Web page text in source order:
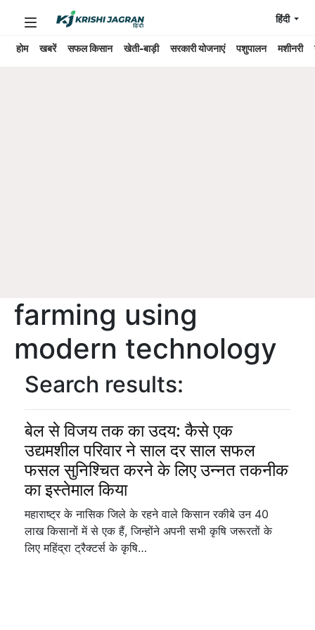
होम खबरें सफल किसान खेती-बाड़ी सरकारी योजनाएं पशुपालन मशीनरी
हिंदी
farming using
modern technology
Search results:
बेल से विजय तक का उदय: कैसे एक
उद्यमशील परिवार ने साल दर साल सफल
फसल सुनिश्चित करने के लिए उन्नत तकनीक
का इस्तेमाल किया
महाराष्ट्र के नासिक जिले के रहने वाले किसान रकीबे उन 40
लाख किसानों में से एक हैं, जिन्होंने अपनी सभी कृषि जरूरतों के
लिए महिंद्रा ट्रैक्टर्स के कृषि…